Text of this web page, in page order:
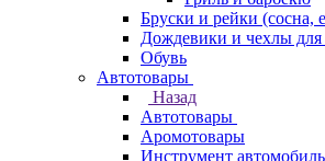
Бруски и рейки (сосна,
Дождевики и чехлы
Обувь
Автотовары
Назад
Автотовары
Аромотовары
Инструмент